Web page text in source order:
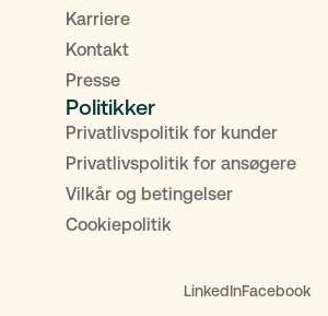
Karriere
Kontakt
Presse
Politikker
Privatlivspolitik for kunder
Privatlivspolitik for ansøgere
Vilkår og betingelser
Cookiepolitik
LinkedInFacebook
POPULÆRE SØGNINGER
Fremtidsfuldmagt Bolighandel
MitID Kontakt